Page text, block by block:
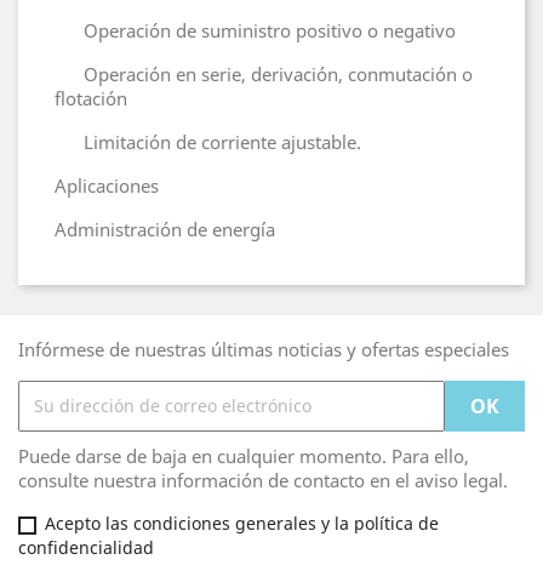
Operación de suministro positivo o negativo
Operación en serie, derivación, conmutación o
flotación
Limitación de corriente ajustable.
Aplicaciones
Administración de energía
Infórmese de nuestras últimas noticias y ofertas especiales
Puede darse de baja en cualquier momento. Para ello,
consulte nuestra información de contacto en el aviso legal.
Acepto las condiciones generales y la política de
confidencialidad